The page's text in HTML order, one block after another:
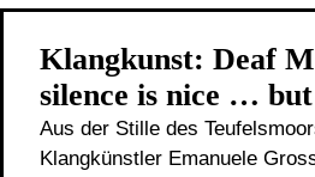
Klangkunst: Deaf
silence is nice …
Aus der Stille des
Klangkünstler Emanuele